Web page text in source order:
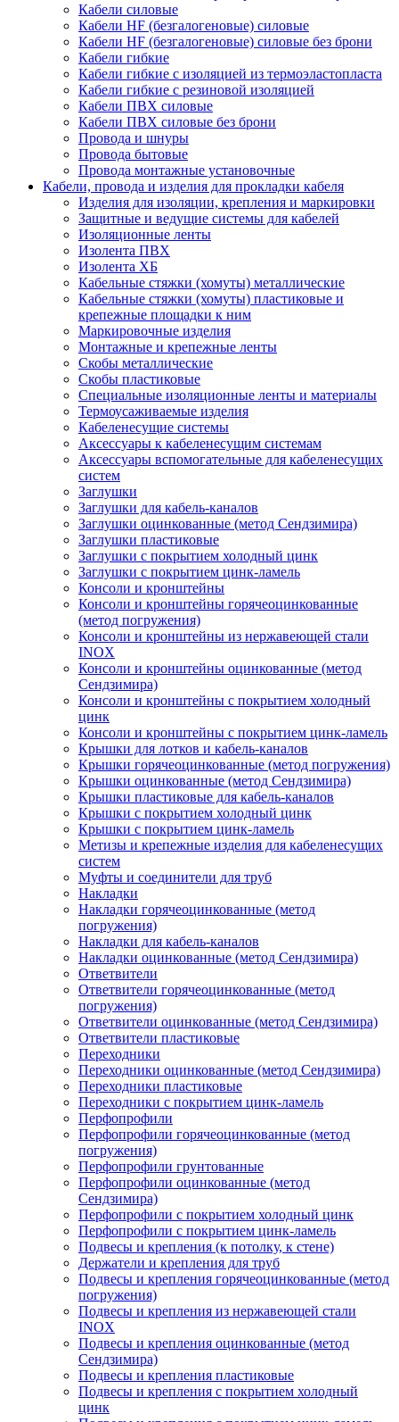
Кабели силовые
Кабели HF (безгалогеновые) силовые
Кабели HF (безгалогеновые) силовые без брони
Кабели гибкие
Кабели гибкие с изоляцией из термоэластопласта
Кабели гибкие с резиновой изоляцией
Кабели ПВХ силовые
Кабели ПВХ силовые без брони
Провода и шнуры
Провода бытовые
Провода монтажные установочные
Кабели, провода и изделия для прокладки кабеля
Изделия для изоляции, крепления и маркировки
Защитные и ведущие системы для кабелей
Изоляционные ленты
Изолента ПВХ
Изолента ХБ
Кабельные стяжки (хомуты) металлические
Кабельные стяжки (хомуты) пластиковые и
крепежные площадки к ним
Маркировочные изделия
Монтажные и крепежные ленты
Скобы металлические
Скобы пластиковые
Специальные изоляционные ленты и материалы
Термоусаживаемые изделия
Кабеленесущие системы
Аксессуары к кабеленесущим системам
Аксессуары вспомогательные для кабеленесущих
систем
Заглушки
Заглушки для кабель-каналов
Заглушки оцинкованные (метод Сендзимира)
Заглушки пластиковые
Заглушки с покрытием холодный цинк
Заглушки с покрытием цинк-ламель
Консоли и кронштейны
Консоли и кронштейны горячеоцинкованные
(метод погружения)
Консоли и кронштейны из нержавеющей стали
INOX
Консоли и кронштейны оцинкованные (метод
Сендзимира)
Консоли и кронштейны с покрытием холодный
цинк
Консоли и кронштейны с покрытием цинк-ламель
Крышки для лотков и кабель-каналов
Крышки горячеоцинкованные (метод погружения)
Крышки оцинкованные (метод Сендзимира)
Крышки пластиковые для кабель-каналов
Крышки с покрытием холодный цинк
Крышки с покрытием цинк-ламель
Метизы и крепежные изделия для кабеленесущих
систем
Муфты и соединители для труб
Накладки
Накладки горячеоцинкованные (метод
погружения)
Накладки для кабель-каналов
Накладки оцинкованные (метод Сендзимира)
Ответвители
Ответвители горячеоцинкованные (метод
погружения)
Ответвители оцинкованные (метод Сендзимира)
Ответвители пластиковые
Переходники
Переходники оцинкованные (метод Сендзимира)
Переходники пластиковые
Переходники с покрытием цинк-ламель
Перфопрофили
Перфопрофили горячеоцинкованные (метод
погружения)
Перфопрофили грунтованные
Перфопрофили оцинкованные (метод
Сендзимира)
Перфопрофили с покрытием холодный цинк
Перфопрофили с покрытием цинк-ламель
Подвесы и крепления (к потолку, к стене)
Держатели и крепления для труб
Подвесы и крепления горячеоцинкованные (метод
погружения)
Подвесы и крепления из нержавеющей стали
INOX
Подвесы и крепления оцинкованные (метод
Сендзимира)
Подвесы и крепления пластиковые
Подвесы и крепления с покрытием холодный
цинк